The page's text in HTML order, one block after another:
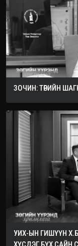
ЗОЧИН: ТӨРИЙН
УИХ-ЫН ГИШҮҮН